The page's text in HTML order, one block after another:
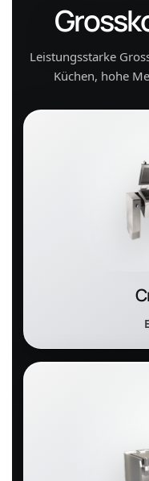
Leistungsstarke
Küchen, hohe